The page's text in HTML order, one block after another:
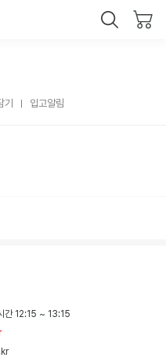
기 입고알림
간 12:15 ~ 13:15